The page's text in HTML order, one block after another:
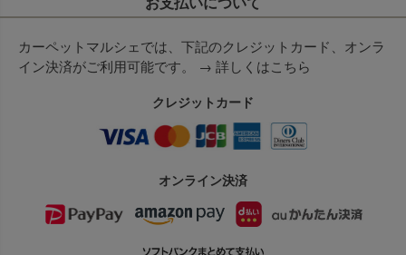
カーペットマルシェでは、下記のクレジットカード、オンラ
イン決済がご利用可能です。 → 詳しくはこちら
クレジットカード
オンライン決済